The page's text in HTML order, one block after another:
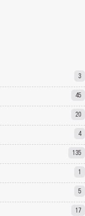
3
45
20
4
135
1
5
17